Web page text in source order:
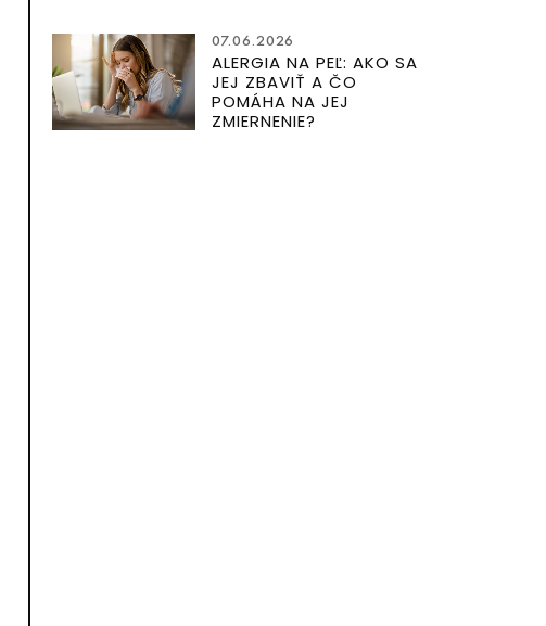
07.06.2026
ALERGIA NA PEĽ: AKO SA
JEJ ZBAVIŤ A ČO
POMÁHA NA JEJ
ZMIERNENIE?